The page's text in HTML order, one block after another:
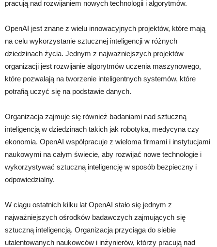
pracują nad rozwijaniem nowych technologii i algorytmów.
OpenAI jest znane z wielu innowacyjnych projektów, które mają
na celu wykorzystanie sztucznej inteligencji w różnych
dziedzinach życia. Jednym z najważniejszych projektów
organizacji jest rozwijanie algorytmów uczenia maszynowego,
które pozwalają na tworzenie inteligentnych systemów, które
potrafią uczyć się na podstawie danych.
Organizacja zajmuje się również badaniami nad sztuczną
inteligencją w dziedzinach takich jak robotyka, medycyna czy
ekonomia. OpenAI współpracuje z wieloma firmami i instytucjami
naukowymi na całym świecie, aby rozwijać nowe technologie i
wykorzystywać sztuczną inteligencję w sposób bezpieczny i
odpowiedzialny.
W ciągu ostatnich kilku lat OpenAI stało się jednym z
najważniejszych ośrodków badawczych zajmujących się
sztuczną inteligencją. Organizacja przyciąga do siebie
utalentowanych naukowców i inżynierów, którzy pracują nad